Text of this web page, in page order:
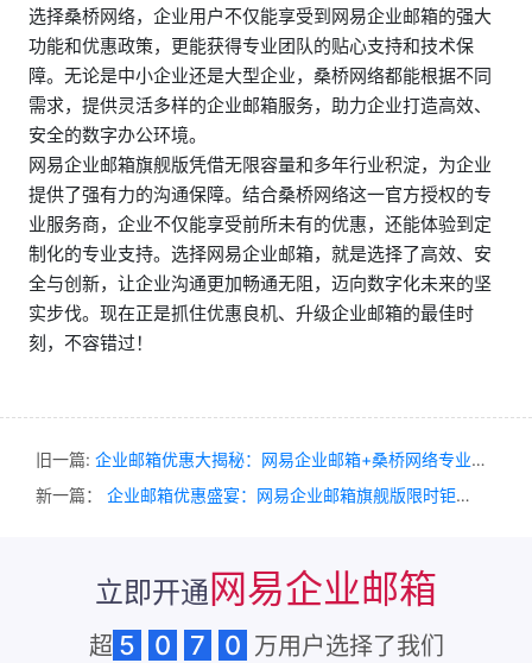
选择桑桥网络，企业用户不仅能享受到网易企业邮箱的强大
功能和优惠政策，更能获得专业团队的贴心支持和技术保
障。无论是中小企业还是大型企业，桑桥网络都能根据不同
需求，提供灵活多样的企业邮箱服务，助力企业打造高效、
安全的数字办公环境。
网易企业邮箱旗舰版凭借无限容量和多年行业积淀，为企业
提供了强有力的沟通保障。结合桑桥网络这一官方授权的专
业服务商，企业不仅能享受前所未有的优惠，还能体验到定
制化的专业支持。选择网易企业邮箱，就是选择了高效、安
全与创新，让企业沟通更加畅通无阻，迈向数字化未来的坚
实步伐。现在正是抓住优惠良机、升级企业邮箱的最佳时
刻，不容错过！
旧一篇: 企业邮箱优惠大揭秘：网易企业邮箱+桑桥网络专业推荐！
新一篇： 企业邮箱优惠盛宴：网易企业邮箱旗舰版限时钜惠推荐！
立即开通网易企业邮箱
超 5 0 7 0 万用户选择了我们